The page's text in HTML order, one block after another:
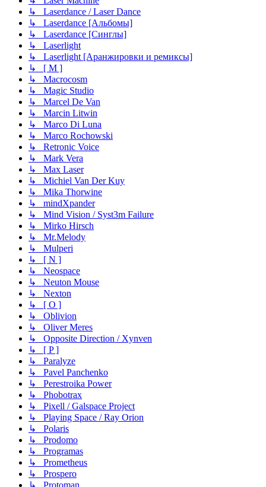
↳ Laserdance / Laser Dance
↳ Laserdance [Альбомы]
↳ Laserdance [Синглы]
↳ Laserlight
↳ Laserlight [Аранжировки и ремиксы]
↳ [ M ]
↳ Macrocosm
↳ Magic Studio
↳ Marcel De Van
↳ Marcin Litwin
↳ Marco Di Luna
↳ Marco Rochowski
↳ Retronic Voice
↳ Mark Vera
↳ Max Laser
↳ Michiel Van Der Kuy
↳ Mika Thorwine
↳ mindXpander
↳ Mind Vision / Syst3m Failure
↳ Mirko Hirsch
↳ Mr.Melody
↳ Mulperi
↳ [ N ]
↳ Neospace
↳ Neuton Mouse
↳ Nexton
↳ [ O ]
↳ Oblivion
↳ Oliver Meres
↳ Opposite Direction / Xynven
↳ [ P ]
↳ Paralyze
↳ Pavel Panchenko
↳ Perestroika Power
↳ Phobotrax
↳ Pixell / Galspace Project
↳ Playing Space / Ray Orion
↳ Polaris
↳ Prodomo
↳ Programas
↳ Prometheus
↳ Prospero
↳ Protoman